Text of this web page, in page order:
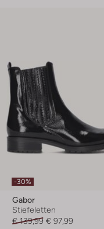
-30%
Gabor
Stiefeletten
€ 139,99 € 97,99